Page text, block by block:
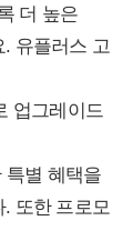
더 높은
유플러스 고
업그레이드
특별 혜택을
또한 프로모